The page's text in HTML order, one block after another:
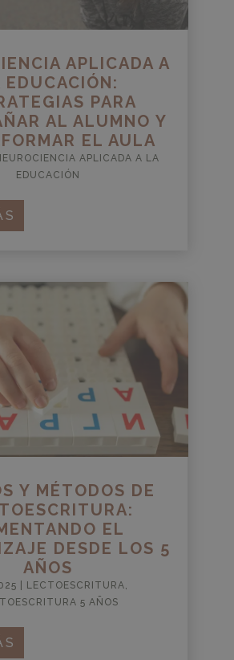
APLICADA A
EDUCACIÓN:
PARA
AL ALUMNO Y
EL AULA
APLICADA A LA
EDUCACIÓN
Y MÉTODOS DE
EL
DESDE LOS 5
AÑOS
LECTOESCRITURA,
5 AÑOS